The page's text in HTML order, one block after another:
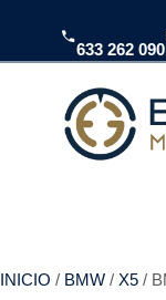
633 262 090
INICIO / BMW / X5 /